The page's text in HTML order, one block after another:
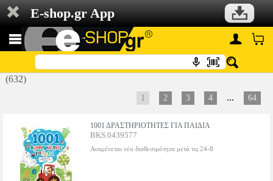
E-shop.gr App
(632)
1 2 3 4 ... 64
1001 ΔΡΑΣΤΗΡΙΟΤΗΤΕΣ ΓΙΑ ΠΑΙΔΙΑ
BKS.0439577
Αναμένεται νέα διαθεσιμότητα μετά τις 24-8